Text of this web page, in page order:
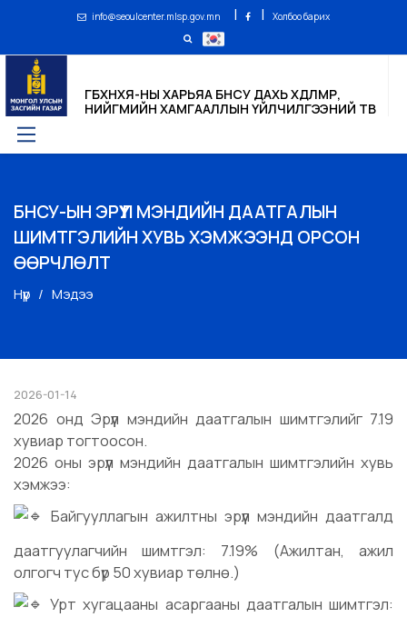
info@seoulcenter.mlsp.gov.mn | | Холбоо барих
ГБХНХЯ-НЫ ХАРЬЯА БНСУ ДАХЬ ХӨДӨЛМӨР,
НИЙГМИЙН ХАМГААЛЛЫН ҮЙЛЧИЛГЭЭНИЙ ТӨВ
БНСУ-ЫН ЭРҮҮЛ МЭНДИЙН ДААТГАЛЫН
ШИМТГЭЛИЙН ХУВЬ ХЭМЖЭЭНД ОРСОН
ӨӨРЧЛӨЛТ
Нүүр Мэдээ
2026-01-14
2026 онд Эрүүл мэндийн даатгалын шимтгэлийг 7.19
хувиар тогтоосон.
2026 оны эрүүл мэндийн даатгалын шимтгэлийн хувь
хэмжээ:
Байгууллагын ажилтны эрүүл мэндийн даатгалд
даатгуулагчийн шимтгэл: 7.19% (Ажилтан, ажил
олгогч тус бүр 50 хувиар төлнө.)
Урт хугацааны асаргааны даатгалын шимтгэл: